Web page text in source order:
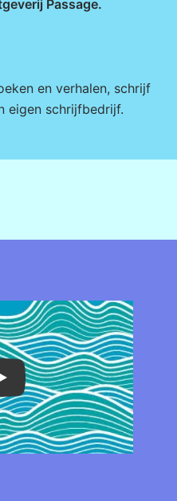
Passage.
en verhalen, schrijf
eigen schrijfbedrijf.